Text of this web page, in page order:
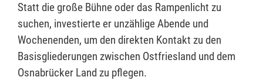
Statt die große Bühne oder das Rampenlicht zu
suchen, investierte er unzählige Abende und
Wochenenden, um den direkten Kontakt zu den
Basisgliederungen zwischen Ostfriesland und dem
Osnabrücker Land zu pflegen.